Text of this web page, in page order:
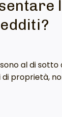
al di
proprietà,